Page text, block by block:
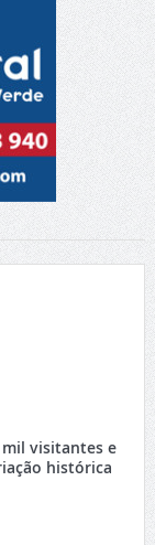
mil visitantes e
histórica